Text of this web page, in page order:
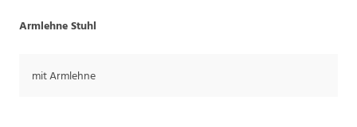
Armlehne Stuhl
mit Armlehne